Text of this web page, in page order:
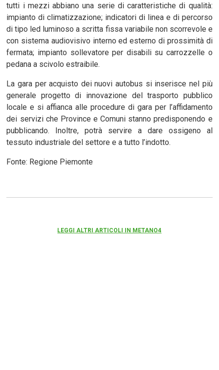
tutti i mezzi abbiano una serie di caratteristiche di qualità:
impianto di climatizzazione; indicatori di linea e di percorso
di tipo led luminoso a scritta fissa variabile non scorrevole e
con sistema audiovisivo interno ed esterno di prossimità di
fermata; impianto sollevatore per disabili su carrozzelle o
pedana a scivolo estraibile.
La gara per acquisto dei nuovi autobus si inserisce nel più
generale progetto di innovazione del trasporto pubblico
locale e si affianca alle procedure di gara per l’affidamento
dei servizi che Province e Comuni stanno predisponendo e
pubblicando. Inoltre, potrà servire a dare ossigeno al
tessuto industriale del settore e a tutto l’indotto.
Fonte: Regione Piemonte
LEGGI ALTRI ARTICOLI IN METANO4